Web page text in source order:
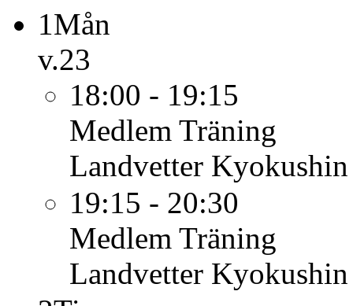
1Mån
v.23
18:00 - 19:15
Medlem Träning
Landvetter
19:15 - 20:30
Medlem Träning
Landvetter